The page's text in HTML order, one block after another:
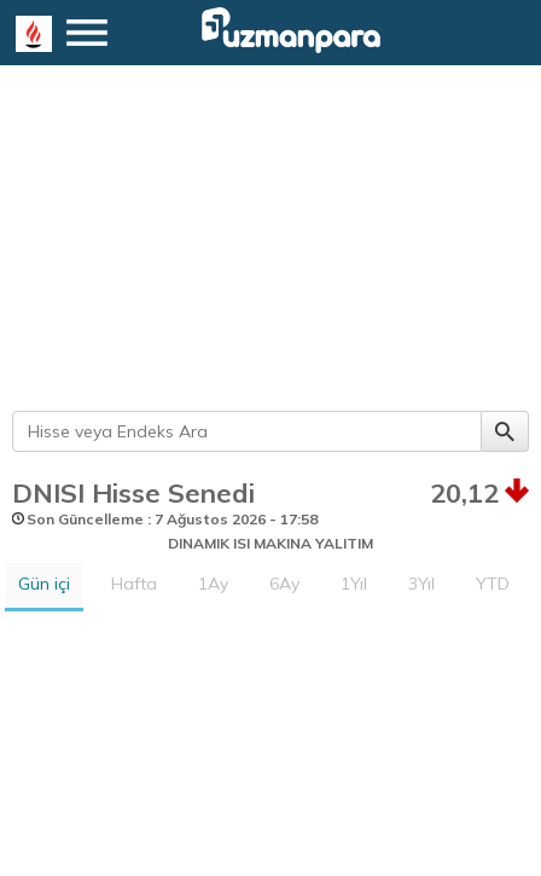
DNISI Hisse Senedi 20,12
Son Güncelleme : 7 Ağustos 2026 - 17:58
DINAMIK ISI MAKINA YALITIM
Gün içi Hafta 1Ay 6Ay 1Yıl 3Yıl YTD